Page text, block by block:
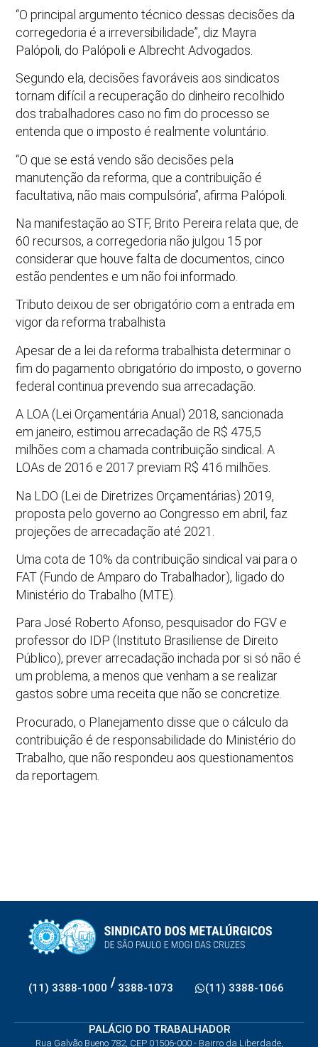
“O principal argumento técnico dessas decisões da
corregedoria é a irreversibilidade”, diz Mayra
Palópoli, do Palópoli e Albrecht Advogados.
Segundo ela, decisões favoráveis aos sindicatos
tornam difícil a recuperação do dinheiro recolhido
dos trabalhadores caso no fim do processo se
entenda que o imposto é realmente voluntário.
“O que se está vendo são decisões pela
manutenção da reforma, que a contribuição é
facultativa, não mais compulsória”, afirma Palópoli.
Na manifestação ao STF, Brito Pereira relata que, de
60 recursos, a corregedoria não julgou 15 por
considerar que houve falta de documentos, cinco
estão pendentes e um não foi informado.
Tributo deixou de ser obrigatório com a entrada em
vigor da reforma trabalhista
Apesar de a lei da reforma trabalhista determinar o
fim do pagamento obrigatório do imposto, o governo
federal continua prevendo sua arrecadação.
A LOA (Lei Orçamentária Anual) 2018, sancionada
em janeiro, estimou arrecadação de R$ 475,5
milhões com a chamada contribuição sindical. A
LOAs de 2016 e 2017 previam R$ 416 milhões.
Na LDO (Lei de Diretrizes Orçamentárias) 2019,
proposta pelo governo ao Congresso em abril, faz
projeções de arrecadação até 2021.
Uma cota de 10% da contribuição sindical vai para o
FAT (Fundo de Amparo do Trabalhador), ligado do
Ministério do Trabalho (MTE).
Para José Roberto Afonso, pesquisador do FGV e
professor do IDP (Instituto Brasiliense de Direito
Público), prever arrecadação inchada por si só não é
um problema, a menos que venham a se realizar
gastos sobre uma receita que não se concretize.
Procurado, o Planejamento disse que o cálculo da
contribuição é de responsabilidade do Ministério do
Trabalho, que não respondeu aos questionamentos
da reportagem.
(11) 3388-1000 / 3388-1073 (11) 3388-1066
PALÁCIO DO TRABALHADOR
Rua Galvão Bueno 782, CEP 01506-000 - Bairro da Liberdade,